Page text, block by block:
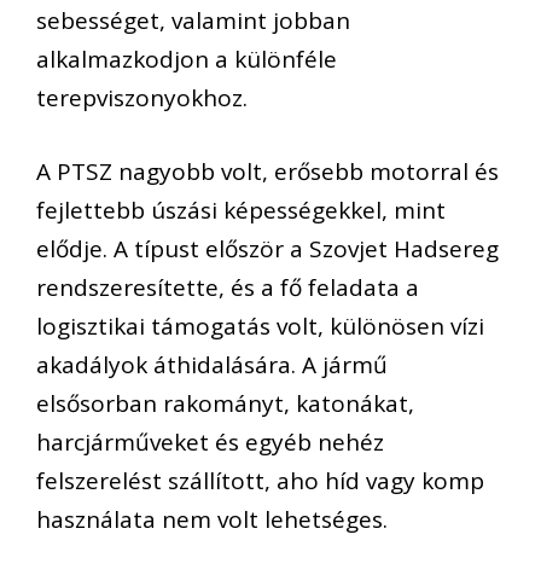
sebességet, valamint jobban
alkalmazkodjon a különféle
terepviszonyokhoz.
A PTSZ nagyobb volt, erősebb motorral és
fejlettebb úszási képességekkel, mint
elődje. A típust először a Szovjet Hadsereg
rendszeresítette, és a fő feladata a
logisztikai támogatás volt, különösen vízi
akadályok áthidalására. A jármű
elsősorban rakományt, katonákat,
harcjárműveket és egyéb nehéz
felszerelést szállított, aho híd vagy komp
használata nem volt lehetséges.